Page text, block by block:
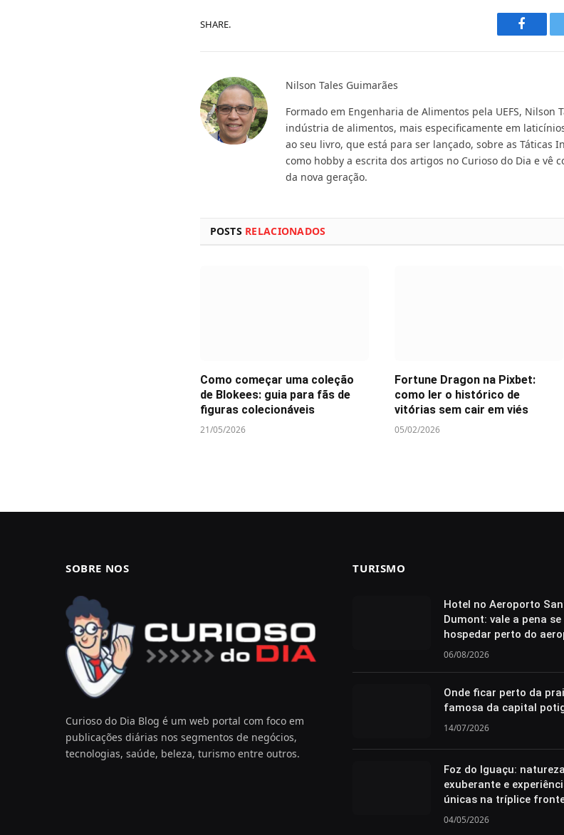
SHARE.
Nilson Tales Guimarães
Formado em Engenharia de Alimentos pela UEFS, Nilson
indústria de alimentos, mais especificamente em
ao seu livro, que está para ser lançado, sobre as Táticas
como hobby a escrita dos artigos no Curioso do Dia e vê
da nova geração.
POSTS RELACIONADOS
Como começar uma coleção
de Blokees: guia para fãs de
figuras colecionáveis
21/05/2026
Fortune Dragon na Pixbet:
como ler o histórico de
vitórias sem cair em viés
05/02/2026
SOBRE NOS
Curioso do Dia Blog é um web portal com foco em
publicações diárias nos segmentos de negócios,
tecnologias, saúde, beleza, turismo entre outros.
TURISMO
Hotel no Aeroporto
Dumont: vale a pena se
hospedar perto do
06/08/2026
Onde ficar perto da
famosa da capital
14/07/2026
Foz do Iguaçu: natureza
exuberante e
únicas na tríplice
04/05/2026